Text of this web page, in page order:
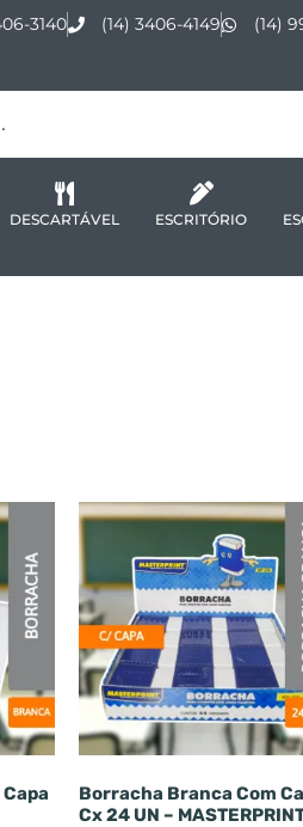
3140 (14) 3406-4149 (14)
DESCARTÁVEL ESCRITÓRIO
Borracha Branca Com
Cx 24 UN –